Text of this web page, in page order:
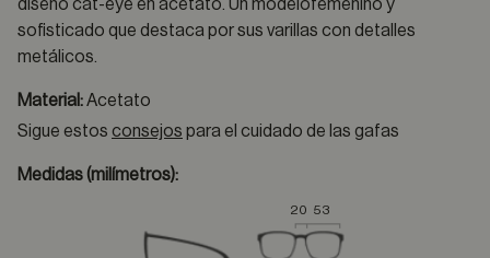
diseño cat-eye en acetato. Un modelofemenino y
sofisticado que destaca por sus varillas con detalles
metálicos.
Material:Acetato
Sigue estos consejos para el cuidado de las gafas
Medidas (milímetros):
20 53